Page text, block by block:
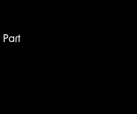
Part